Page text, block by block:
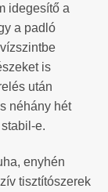
idegesítő a
a padló
is
után
néhány hét
e.
enyhén
tisztítószerek